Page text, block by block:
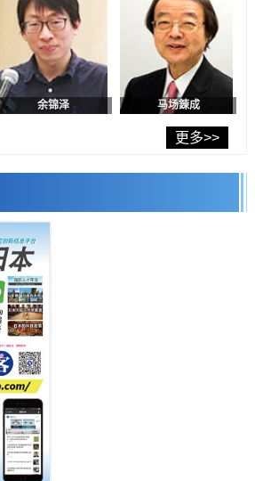
单元“光子”，可应用于量子计算机
的发病机理，借助数学的力量实现个体化最
下工作的交替磁体
——日本“铁路摄影迷”教授研发新技术
本与低功耗的新型AI处理器
延的生理机制， PAI-1抑制有望应用于炎症
的细胞操作方法，或可抑制对外来抗原的过
新技术领域——大和综研呼吁摆脱“中等技术
光加工速度提高100万倍的新技术
不可控性——中央大学平野晋教授专访
余锦泽 马场錬成
泷川 进
更多>>